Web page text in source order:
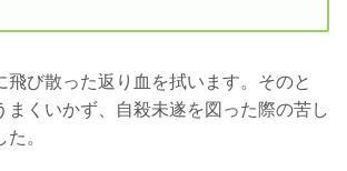
飛び散った返り血を拭います。そのと
まくいかず、自殺未遂を図った際の苦し
。